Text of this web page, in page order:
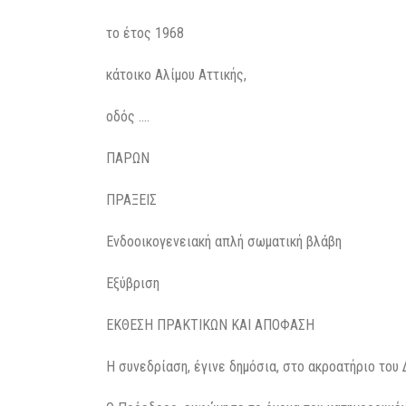
το έτος 1968
κάτοικο Αλίμου Αττικής,
οδός ….
ΠΑΡΩΝ
ΠΡΑΞΕΙΣ
Ενδοοικογενειακή απλή σωματική βλάβη
Εξύβριση
ΕΚΘΕΣΗ ΠΡΑΚΤΙΚΩΝ ΚΑΙ ΑΠΟΦΑΣΗ
Η συνεδρίαση, έγινε δημόσια, στο ακροατήριο του